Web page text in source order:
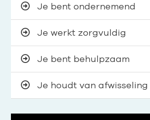
Je bent ondernemend
Je werkt zorgvuldig
Je bent behulpzaam
Je houdt van afwisseling